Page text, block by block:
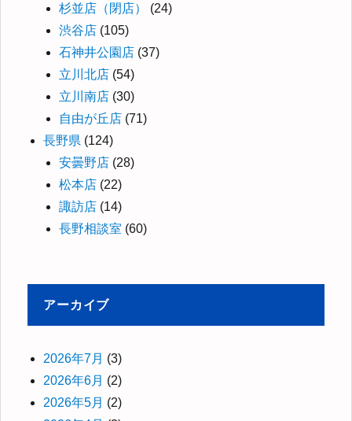
杉並店（閉店）
(24)
渋谷店 (105)
石神井公園店 (37)
立川北店 (54)
立川南店 (30)
自由が丘店 (71)
長野県 (124)
安曇野店 (28)
松本店 (22)
諏訪店 (14)
長野相談室 (60)
アーカイブ
2026年7月 (3)
2026年6月 (2)
2026年5月 (2)